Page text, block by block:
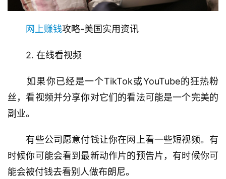
网上赚钱攻略-美国实用资讯
2. 在线看视频
如果你已经是一个TikTok或YouTube的狂热粉
丝，看视频并分享你对它们的看法可能是一个完美的
副业。
有些公司愿意付钱让你在网上看一些短视频。有
时候你可能会看到最新动作片的预告片，有时候你可
能会被付钱去看别人做布朗尼。